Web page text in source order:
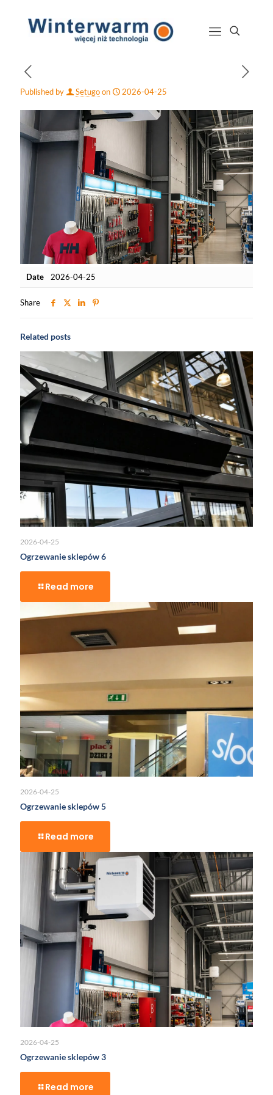
Published by Setugoon 2026-04-25
Date 2026-04-25
Share
Related posts
2026-04-25
Ogrzewanie sklepów 6
Read more
2026-04-25
Ogrzewanie sklepów 5
Read more
2026-04-25
Ogrzewanie sklepów 3
Read more